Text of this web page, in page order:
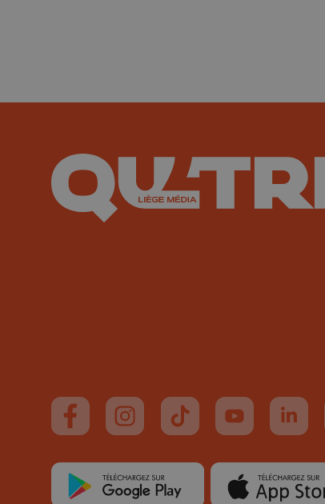
Suivez-nous sur FaceBook
Suivez-nous sur Instagram
Suivez-nous sur TikTok
Suivez-nous sur